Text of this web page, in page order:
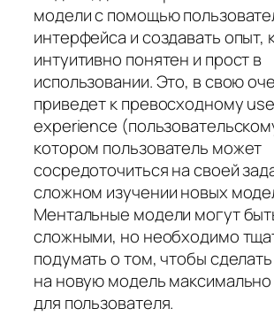
модели с помощью
интерфейса и создавать опыт,
интуитивно понятен и прост в
использовании. Это, в свою
приведет к превосходному
experience
котором пользователь может
сосредоточиться на своей
сложном изучении новых
Ментальные модели могут
сложными, но необходимо
подумать о том, чтобы
на новую модель
для пользователя.